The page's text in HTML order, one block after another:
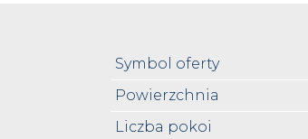
Symbol oferty
Powierzchnia
Liczba pokoi